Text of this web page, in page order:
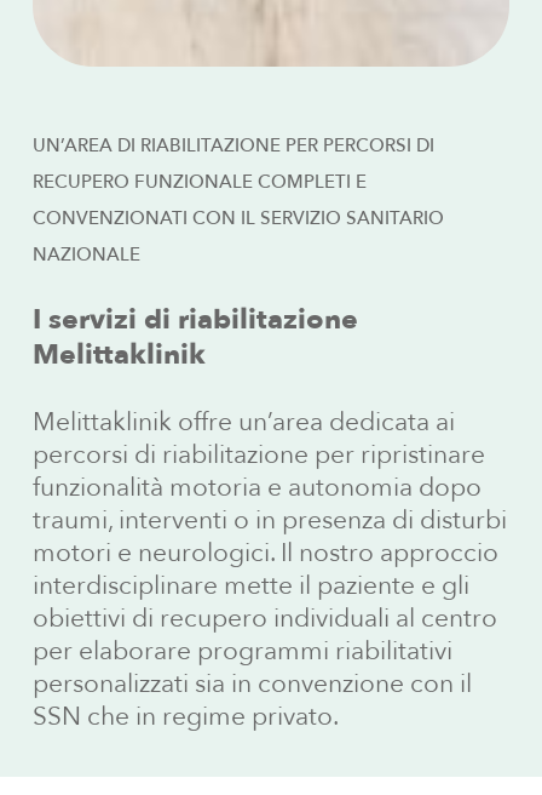
UN’AREA DI RIABILITAZIONE PER PERCORSI DI
RECUPERO FUNZIONALE COMPLETI E
CONVENZIONATI CON IL SERVIZIO SANITARIO
NAZIONALE
I servizi di riabilitazione
Melittaklinik
Melittaklinik offre un’area dedicata ai
percorsi di riabilitazione per ripristinare
funzionalità motoria e autonomia dopo
traumi, interventi o in presenza di disturbi
motori e neurologici. Il nostro approccio
interdisciplinare mette il paziente e gli
obiettivi di recupero individuali al centro
per elaborare programmi riabilitativi
personalizzati sia in convenzione con il
SSN che in regime privato.